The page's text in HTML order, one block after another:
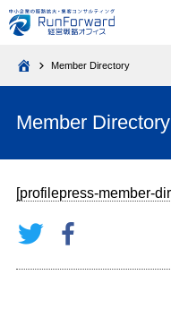
HOMEMember Directory
Member Directory
[profilepress-member-